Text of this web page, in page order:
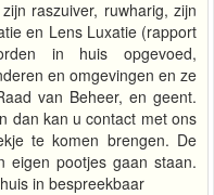
raszuiver, ruwharig, zijn
en Lens Luxatie (rapport
in huis opgevoed,
en omgevingen en ze
van Beheer, en geent.
dan kan u contact met ons
te komen brengen. De
eigen pootjes gaan staan.
in bespreekbaar